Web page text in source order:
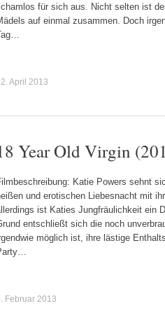
für sich aus. Nicht selten ist
auf einmal zusammen. Doch
April 2013
Year Old Virgin
Katie Powers sehnt
und erotischen Liebesnacht mit
ist Katies Jungfräulichkeit ein
entschließt sich die noch
möglich ist, ihre lästige
Februar 2013